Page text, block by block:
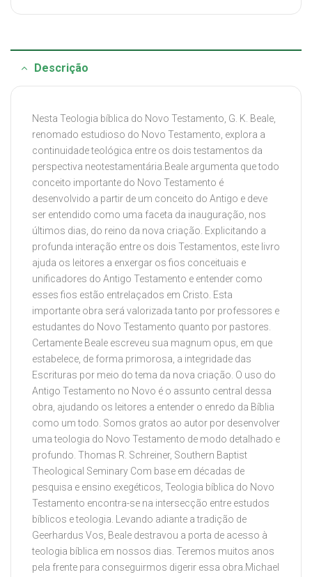
Descrição
Nesta Teologia bíblica do Novo Testamento, G. K. Beale,
renomado estudioso do Novo Testamento, explora a
continuidade teológica entre os dois testamentos da
perspectiva neotestamentária.Beale argumenta que todo
conceito importante do Novo Testamento é
desenvolvido a partir de um conceito do Antigo e deve
ser entendido como uma faceta da inauguração, nos
últimos dias, do reino da nova criação. Explicitando a
profunda interação entre os dois Testamentos, este livro
ajuda os leitores a enxergar os fios conceituais e
unificadores do Antigo Testamento e entender como
esses fios estão entrelaçados em Cristo. Esta
importante obra será valorizada tanto por professores e
estudantes do Novo Testamento quanto por pastores.
Certamente Beale escreveu sua magnum opus, em que
estabelece, de forma primorosa, a integridade das
Escrituras por meio do tema da nova criação. O uso do
Antigo Testamento no Novo é o assunto central dessa
obra, ajudando os leitores a entender o enredo da Bíblia
como um todo. Somos gratos ao autor por desenvolver
uma teologia do Novo Testamento de modo detalhado e
profundo. Thomas R. Schreiner, Southern Baptist
Theological Seminary Com base em décadas de
pesquisa e ensino exegéticos, Teologia bíblica do Novo
Testamento encontra-se na intersecção entre estudos
bíblicos e teologia. Levando adiante a tradição de
Geerhardus Vos, Beale destravou a porta de acesso à
teologia bíblica em nossos dias. Teremos muitos anos
pela frente para conseguirmos digerir essa obra.Michael